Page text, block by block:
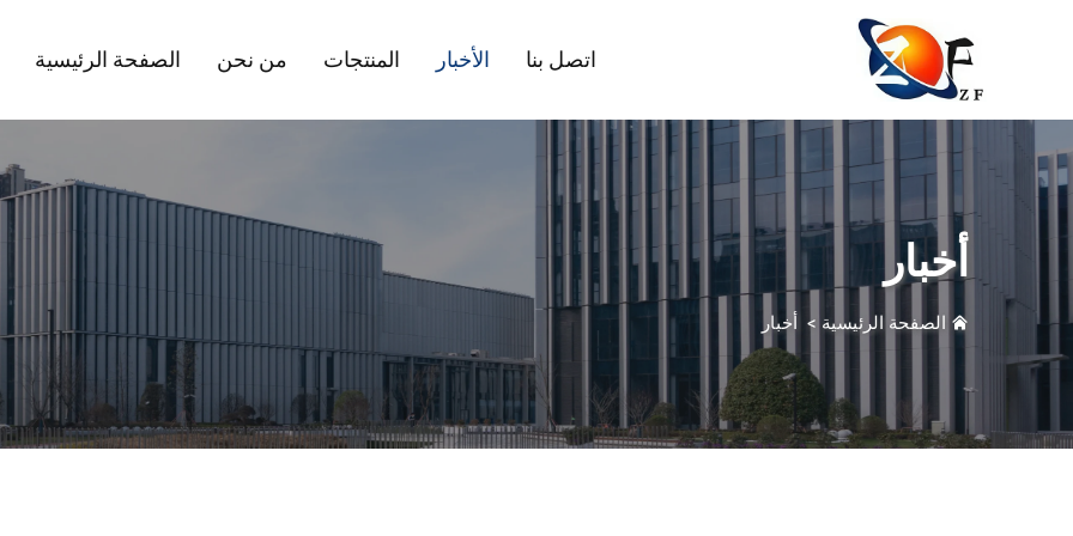
الصفحة الرئيسية من نحن المنتجات الأخبار اتصل بنا
أخبار
الصفحة الرئيسية > أخبار